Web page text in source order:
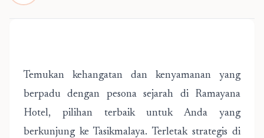
Temukan kehangatan dan kenyamanan yang
berpadu dengan pesona sejarah di Ramayana
Hotel, pilihan terbaik untuk Anda yang
berkunjung ke Tasikmalaya. Terletak strategis di